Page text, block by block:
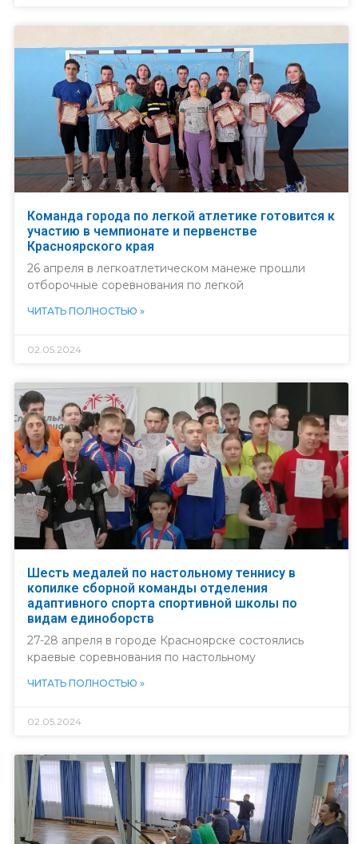
Команда города по легкой атлетике готовится к
участию в чемпионате и первенстве
Красноярского края
26 апреля в легкоатлетическом манеже прошли
отборочные соревнования по легкой
ЧИТАТЬ ПОЛНОСТЬЮ »
02.05.2024
Шесть медалей по настольному теннису в
копилке сборной команды отделения
адаптивного спорта спортивной школы по
видам единоборств
27-28 апреля в городе Красноярске состоялись
краевые соревнования по настольному
ЧИТАТЬ ПОЛНОСТЬЮ »
02.05.2024